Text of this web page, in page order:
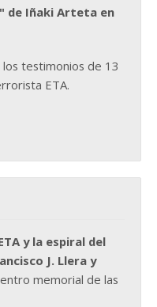
de Iñaki Arteta en
testimonios de 13
ETA.
y la espiral del
J. Llera y
memorial de las